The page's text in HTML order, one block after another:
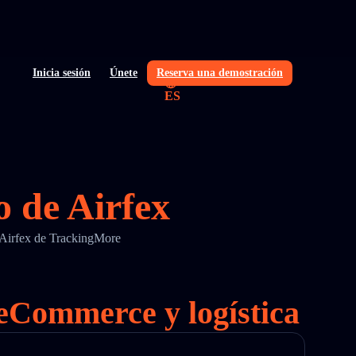
Inicia sesión Únete Reserva una demostración
ES
de Airfex
de TrackingMore
y logística